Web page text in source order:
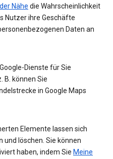
Nähe die Wahrscheinlichkeit
Nutzer ihre Geschäfte
Daten an
Dienste für Sie
B. können Sie
in Google Maps
Elemente lassen sich
löschen. Sie können
haben, indem Sie Meine